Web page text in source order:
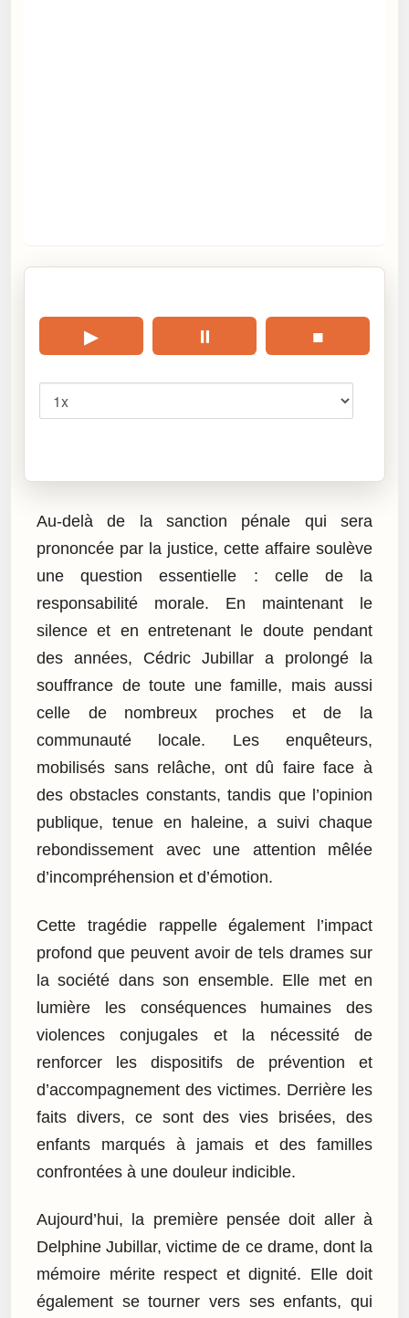
▶ ⏸ ■
Au-delà de la sanction pénale qui sera
prononcée par la justice, cette affaire soulève
une question essentielle : celle de la
responsabilité morale. En maintenant le
silence et en entretenant le doute pendant
des années, Cédric Jubillar a prolongé la
souffrance de toute une famille, mais aussi
celle de nombreux proches et de la
communauté locale. Les enquêteurs,
mobilisés sans relâche, ont dû faire face à
des obstacles constants, tandis que l’opinion
publique, tenue en haleine, a suivi chaque
rebondissement avec une attention mêlée
d’incompréhension et d’émotion.
Cette tragédie rappelle également l’impact
profond que peuvent avoir de tels drames sur
la société dans son ensemble. Elle met en
lumière les conséquences humaines des
violences conjugales et la nécessité de
renforcer les dispositifs de prévention et
d’accompagnement des victimes. Derrière les
faits divers, ce sont des vies brisées, des
enfants marqués à jamais et des familles
confrontées à une douleur indicible.
Aujourd’hui, la première pensée doit aller à
Delphine Jubillar, victime de ce drame, dont la
mémoire mérite respect et dignité. Elle doit
également se tourner vers ses enfants, qui